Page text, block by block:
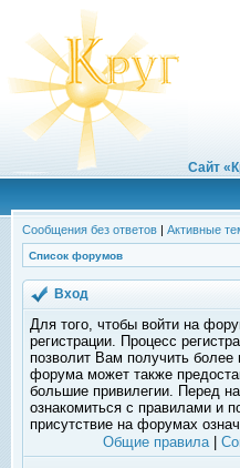
Сайт
Сообщения без ответов | Активные
Список форумов
Вход
Для того, чтобы войти на
регистрации. Процесс
позволит Вам получить
форума может также
большие привилегии. Перед
ознакомиться с правилами и
присутствие на форумах
Общие правила|